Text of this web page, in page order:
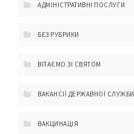
АДМІНІСТРАТИВНІ ПОСЛУГИ
БЕЗ РУБРИКИ
ВІТАЄМО ЗІ СВЯТОМ
ВАКАНСІЇ ДЕРЖАВНОЇ СЛУЖБИ
ВАКЦИНАЦІЯ